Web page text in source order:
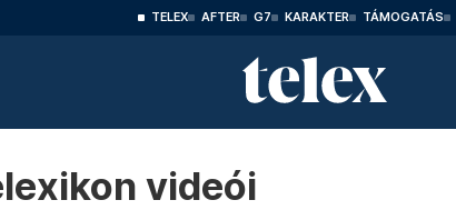
TELEX AFTER G7 KARAKTER TÁMOGATÁS
videói